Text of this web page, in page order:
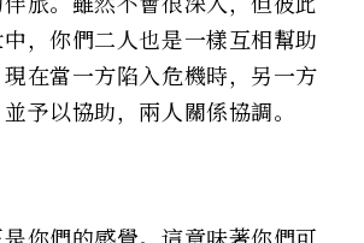
，你們二人也是一樣互相幫助
在當一方陷入危機時，另一方
予以協助，兩人關係協調。